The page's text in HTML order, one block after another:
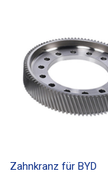
Zahnkranz für BYD